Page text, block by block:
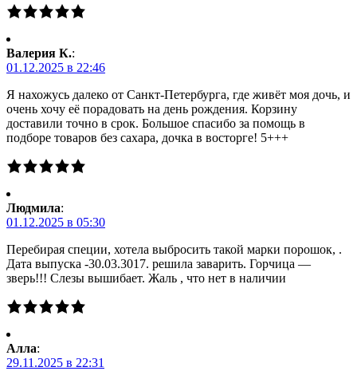
Валерия К.:
01.12.2025 в 22:46
Я нахожусь далеко от Санкт-Петербурга, где живёт моя дочь, и
очень хочу её порадовать на день рождения. Корзину
доставили точно в срок. Большое спасибо за помощь в
подборе товаров без сахара, дочка в восторге! 5+++
Людмила:
01.12.2025 в 05:30
Перебирая специи, хотела выбросить такой марки порошок, .
Дата выпуска -30.03.3017. решила заварить. Горчица —
зверь!!! Слезы вышибает. Жаль , что нет в наличии
Алла:
29.11.2025 в 22:31